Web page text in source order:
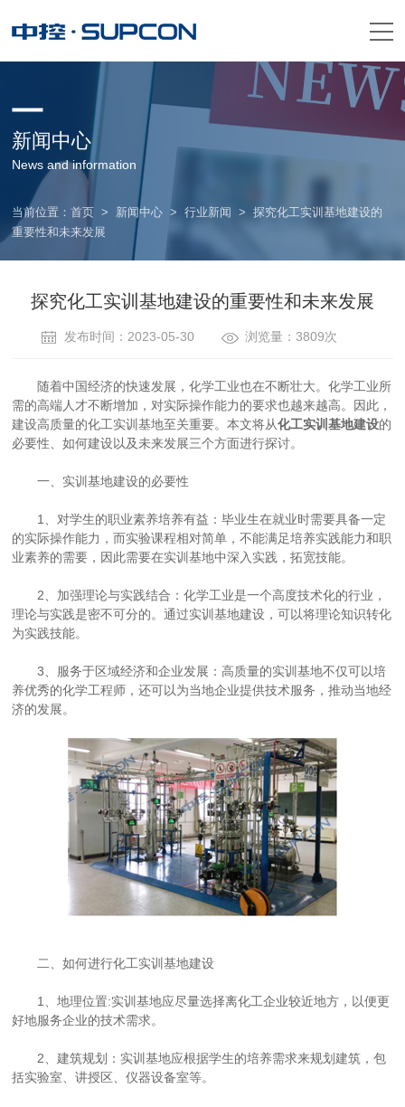
新闻中心
News and information
当前位置：首页 > 新闻中心 >行业新闻 >探究化工实训基地建设的
重要性和未来发展
探究化工实训基地建设的重要性和未来发展
发布时间：2023-05-30 浏览量：3809次
随着中国经济的快速发展，化学工业也在不断壮大。化学工业所
需的高端人才不断增加，对实际操作能力的要求也越来越高。因此，
建设高质量的化工实训基地至关重要。本文将从化工实训基地建设的
必要性、如何建设以及未来发展三个方面进行探讨。
一、实训基地建设的必要性
1、对学生的职业素养培养有益：毕业生在就业时需要具备一定
的实际操作能力，而实验课程相对简单，不能满足培养实践能力和职
业素养的需要，因此需要在实训基地中深入实践，拓宽技能。
2、加强理论与实践结合：化学工业是一个高度技术化的行业，
理论与实践是密不可分的。通过实训基地建设，可以将理论知识转化
为实践技能。
3、服务于区域经济和企业发展：高质量的实训基地不仅可以培
养优秀的化学工程师，还可以为当地企业提供技术服务，推动当地经
济的发展。
二、如何进行化工实训基地建设
1、地理位置:实训基地应尽量选择离化工企业较近地方，以便更
好地服务企业的技术需求。
2、建筑规划：实训基地应根据学生的培养需求来规划建筑，包
括实验室、讲授区、仪器设备室等。